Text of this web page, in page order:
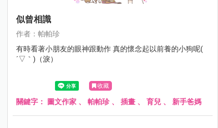
似曾相識
作者：帕帕珍
有時看著小朋友的眼神跟動作 真的懷念起以前養的小狗呢(
´▽｀)（淚）
收藏
關鍵字： 圖文作家 、 帕帕珍、 插畫 、 育兒 、 新手爸媽